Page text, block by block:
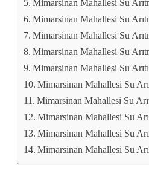
Mimarsinan Mahallesi Su
Mimarsinan Mahallesi Su
Mimarsinan Mahallesi Su
Mimarsinan Mahallesi Su
Mimarsinan Mahallesi Su
Mimarsinan Mahallesi Su
Mimarsinan Mahallesi Su
Mimarsinan Mahallesi Su
Mimarsinan Mahallesi Su
Mimarsinan Mahallesi Su